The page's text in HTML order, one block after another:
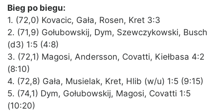
Bieg po biegu:
1. (72,0) Kovacic, Gała, Rosen, Kret 3:3
2. (71,9) Gołubowskij, Dym, Szewczykowski, Busch
(d3) 1:5 (4:8)
3. (72,1) Magosi, Andersson, Covatti, Kiełbasa 4:2
(8:10)
4. (72,8) Gała, Musielak, Kret, Hlib (w/u) 1:5 (9:15)
5. (74,1) Dym, Gołubowskij, Magosi, Covatti 1:5
(10:20)